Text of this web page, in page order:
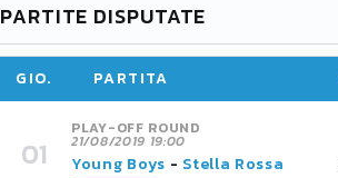
PARTITE DISPUTATE
GIO. PARTITA
PLAY-OFF ROUND
21/08/2019 19:00
Young Boys - Stella Rossa